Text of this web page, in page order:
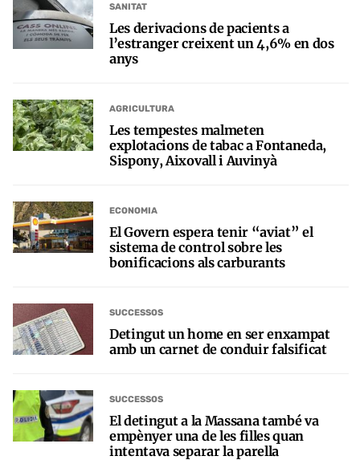
SANITAT
Les derivacions de pacients a
l’estranger creixent un 4,6% en dos
anys
AGRICULTURA
Les tempestes malmeten
explotacions de tabac a Fontaneda,
Sispony, Aixovall i Auvinyà
ECONOMIA
El Govern espera tenir “aviat” el
sistema de control sobre les
bonificacions als carburants
SUCCESSOS
Detingut un home en ser enxampat
amb un carnet de conduir falsificat
SUCCESSOS
El detingut a la Massana també va
empènyer una de les filles quan
intentava separar la parella